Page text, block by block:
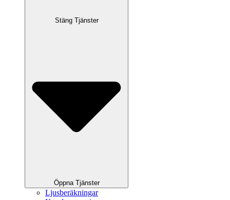
Stäng Tjänster
Öppna Tjänster
Ljusberäkningar